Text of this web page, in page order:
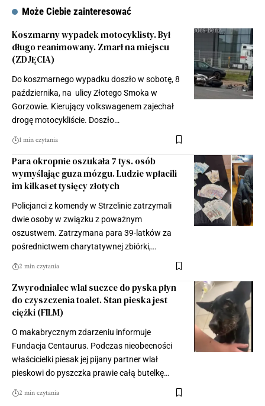
Może Ciebie zainteresować
Koszmarny wypadek motocyklisty. Był
długo reanimowany. Zmarł na miejscu
(ZDJĘCIA)
Do koszmarnego wypadku doszło w sobotę, 8
października, na ulicy Złotego Smoka w
Gorzowie. Kierujący volkswagenem zajechał
drogę motocykliście. Doszło…
1 min czytania
Para okropnie oszukała 7 tys. osób
wymyślając guza mózgu. Ludzie wpłacili
im kilkaset tysięcy złotych
Policjanci z komendy w Strzelinie zatrzymali
dwie osoby w związku z poważnym
oszustwem. Zatrzymana para 39-latków za
pośrednictwem charytatywnej zbiórki,…
2 min czytania
Zwyrodnialec wlał suczce do pyska płyn
do czyszczenia toalet. Stan pieska jest
ciężki (FILM)
O makabrycznym zdarzeniu informuje
Fundacja Centaurus. Podczas nieobecności
właścicielki piesak jej pijany partner wlał
pieskowi do pyszczka prawie całą butelkę…
2 min czytania